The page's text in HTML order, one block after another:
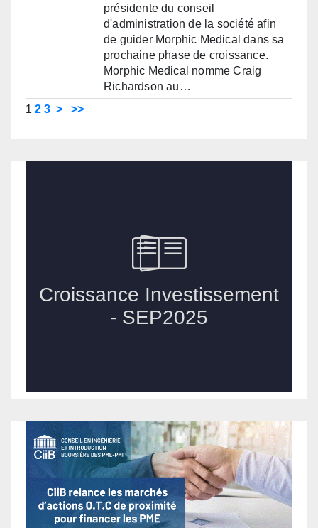
présidente du conseil
d'administration de la société afin
de guider Morphic Medical dans sa
prochaine phase de croissance.
Morphic Medical nomme Craig
Richardson au…
1 2 3 > >>